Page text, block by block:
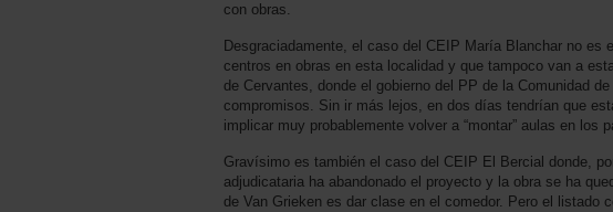
con obras.
Desgraciadamente, el caso del CEIP María Blanchar no
centros en obras en esta localidad y que tampoco van a
de Cervantes, donde el gobierno del PP de la Comunidad
compromisos. Sin ir más lejos, en dos días tendrían que
implicar muy probablemente volver a “montar” aulas en los
Gravísimo es también el caso del CEIP El Bercial donde,
adjudicataria ha abandonado el proyecto y la obra se ha
de Van Grieken es dar clase en el comedor. Pero el listado